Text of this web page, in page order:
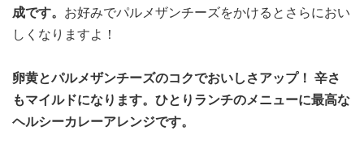
成です。 お好みでパルメザンチーズをかけるとさらにおい
しくなりますよ！
卵黄とパルメザンチーズのコクでおいしさアップ！ 辛さ
もマイルドになります。ひとりランチのメニューに最高な
ヘルシーカレーアレンジです。